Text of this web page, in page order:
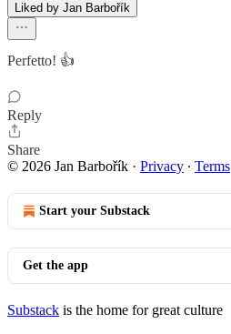
Liked by Jan Barbořík
Perfetto! 👍
Reply
Share
© 2026 Jan Barbořík · Privacy ∙ Terms
Start your Substack
Get the app
Substack is the home for great culture